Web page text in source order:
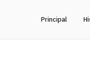
Principal